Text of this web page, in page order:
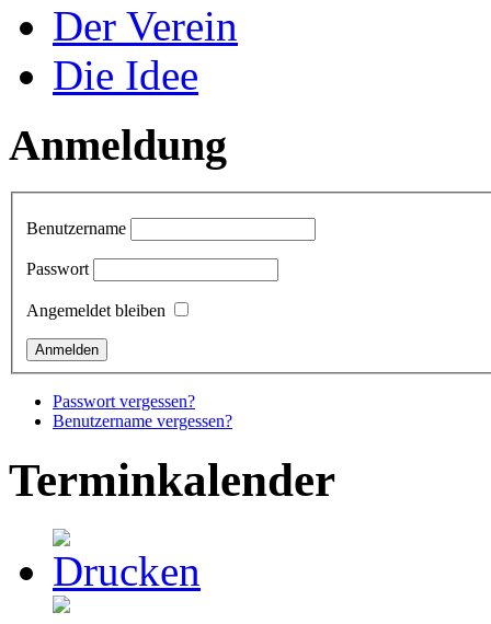
Der Verein
Die Idee
Anmeldung
Benutzername
Passwort
Angemeldet bleiben
Passwort vergessen?
Benutzername vergessen?
Terminkalender